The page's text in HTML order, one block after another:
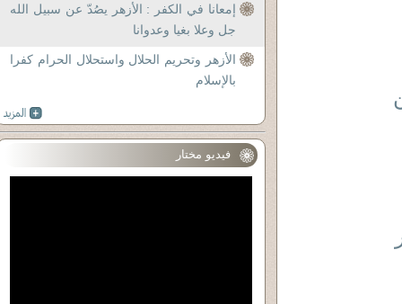
إمعانا في الكفر : الأزهر يصُدّ عن سبيل الله
جل وعلا بغيا وعدوانا
الأزهر وتحريم الحلال واستحلال الحرام كفرا
بالإسلام
فيديو مختار